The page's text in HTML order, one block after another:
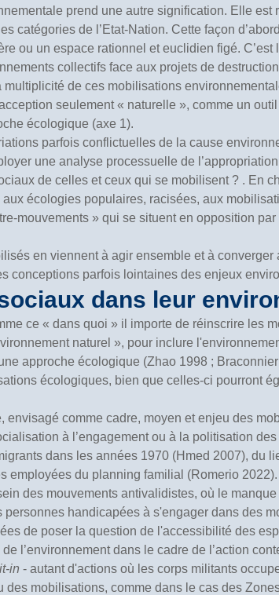
prend une autre signification. Elle est
catégories de l’Etat-Nation. Cette façon
ou un espace rationnel et euclidien figé. C’est
collectifs face aux projets de
multiplicité de ces mobilisations
seulement « naturelle », comme un
écologique (axe 1).
parfois conflictuelles de la cause
une analyse processuelle de
de celles et ceux qui se mobilisent ? . En
écologies populaires, racisées, aux
mouvements » qui se situent en opposition
en viennent à agir ensemble et à
conceptions parfois lointaines des enjeux
dans leur
ce « dans quoi » il importe de réinscrire les
naturel », pour inclure
approche écologique (Zhao 1998 ;
écologiques, bien que celles-ci pourront
envisagé comme cadre, moyen et enjeu des
à l’engagement ou à la politisation
dans les années 1970 (Hmed 2007), du
du planning familial (Romerio
des mouvements antivalidistes, où le
handicapées à s'engager dans des
de poser la question de l'accessibilité des
l’environnement dans le cadre de l’action
in - autant d'actions où les corps militants
mobilisations, comme dans le cas des